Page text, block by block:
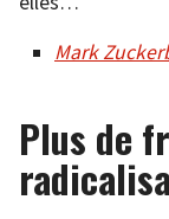
Mark
Plus de